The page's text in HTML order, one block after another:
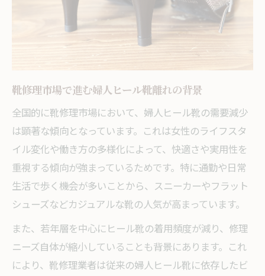
岡山市内各区の靴修理ニーズと今後の見通
倉敷エリアで広がる靴修理の新たな需要動
新たな修理需要を生むトレンドの変化とは
靴修理で注目されるカジュアル化の流れ
スニーカー修理が靴修理市場を変える理由
岡山の靴修理サービス多様化の実態を探る
靴修理とSDGs意識の高まりが生む需要拡大
暮らしの変化が靴修理のトレンドに与える
影響
靴修理を通じて岡山の暮らしに寄り添う方法
靴修理が地域の生活に果たす役割を見直す
口コミで広がる靴修理サービスの安心感
靴修理市場で進む婦人ヒール靴離れの背景
全国的に靴修理市場において、婦人ヒール靴の需要減少
は顕著な傾向となっています。これは女性のライフスタ
イル変化や働き方の多様化によって、快適さや実用性を
重視する傾向が強まっているためです。特に通勤や日常
生活で歩く機会が多いことから、スニーカーやフラット
シューズなどカジュアルな靴の人気が高まっています。
また、若年層を中心にヒール靴の着用頻度が減り、修理
ニーズ自体が縮小していることも背景にあります。これ
により、靴修理業者は従来の婦人ヒール靴に依存したビ